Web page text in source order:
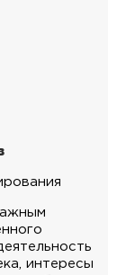
интересы